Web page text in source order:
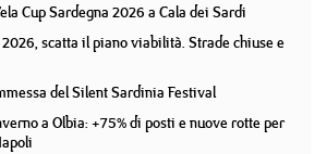
Cup Sardegna 2026 a Cala dei Sardi
scatta il piano viabilità. Strade chiuse e
del Silent Sardinia Festival
a Olbia: +75% di posti e nuove rotte per